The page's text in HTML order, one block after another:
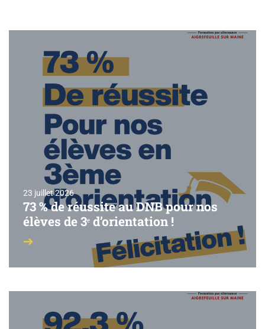
23 juillet 2026
73 % de réussite au DNB pour nos
élèves de 3ᵉ d’orientation !